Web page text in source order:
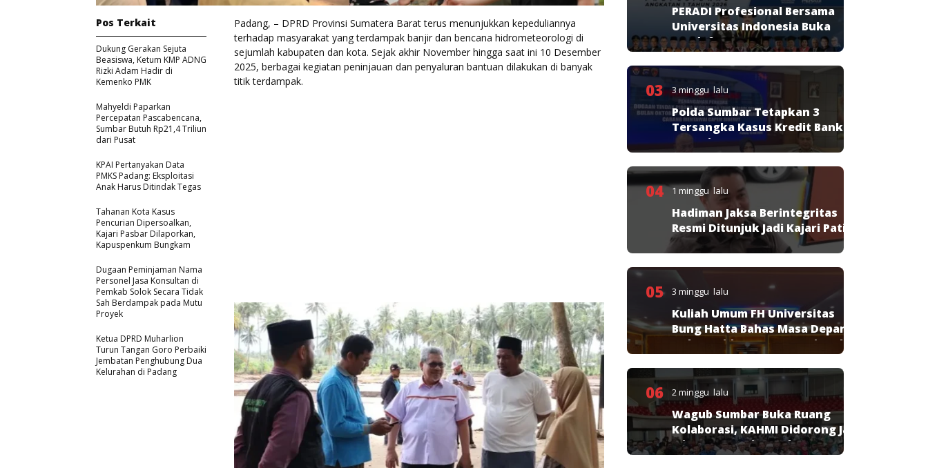
Padang, – DPRD Provinsi Sumatera Barat terus menunjukkan kepeduliannya
terhadap masyarakat yang terdampak banjir dan bencana hidrometeorologi di
sejumlah kabupaten dan kota. Sejak akhir November hingga saat ini 10 Desember
2025, berbagai kegiatan peninjauan dan penyaluran bantuan dilakukan di banyak
titik terdampak.
Pos Terkait
Dukung Gerakan Sejuta
Beasiswa, Ketum KMP ADNG
Rizki Adam Hadir di
Kemenko PMK
Mahyeldi Paparkan
Percepatan Pascabencana,
Sumbar Butuh Rp21,4 Triliun
dari Pusat
KPAI Pertanyakan Data
PMKS Padang: Eksploitasi
Anak Harus Ditindak Tegas
Tahanan Kota Kasus
Pencurian Dipersoalkan,
Kajari Pasbar Dilaporkan,
Kapuspenkum Bungkam
Dugaan Peminjaman Nama
Personel Jasa Konsultan di
Pemkab Solok Secara Tidak
Sah Berdampak pada Mutu
Proyek
Ketua DPRD Muharlion
Turun Tangan Goro Perbaiki
Jembatan Penghubung Dua
Kelurahan di Padang
PERADI Profesional Bersama
Universitas Indonesia Buka
Pendaftaran PKPA
03 3 minggu lalu
Polda Sumbar Tetapkan 3
Tersangka Kasus Kredit Bank
Nagari
04 1 minggu lalu
Hadiman Jaksa Berintegritas
Resmi Ditunjuk Jadi Kajari Pati
05 3 minggu lalu
Kuliah Umum FH Universitas
Bung Hatta Bahas Masa Depan
Hukum Pidana KUHP Nasional
06 2 minggu lalu
Wagub Sumbar Buka Ruang
Kolaborasi, KAHMI Didorong Jadi
Mitra Strategis Pembangunan